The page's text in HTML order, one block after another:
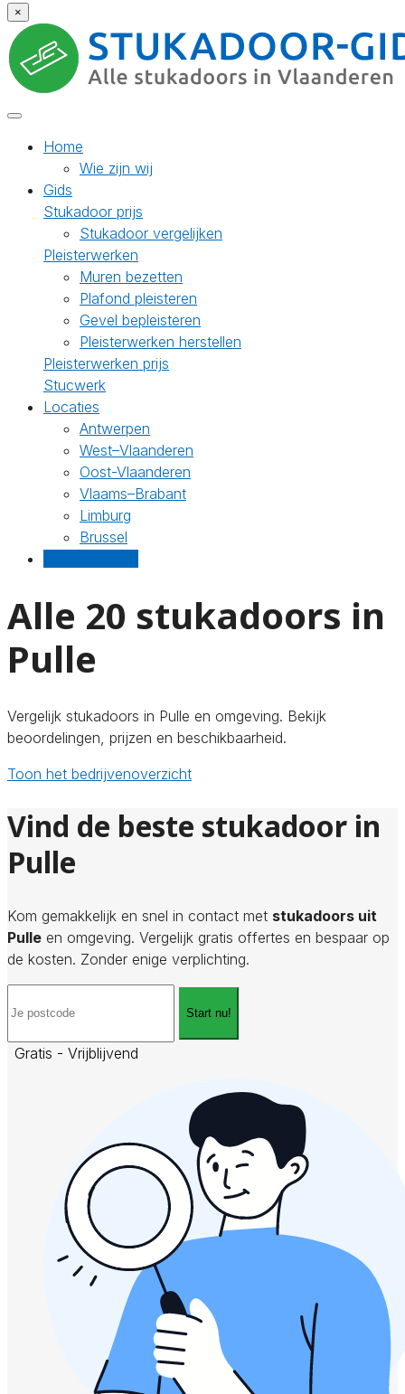
×
Home
Wie zijn wij
Gids
Stukadoor prijs
Stukadoor vergelijken
Pleisterwerken
Muren bezetten
Plafond pleisteren
Gevel bepleisteren
Pleisterwerken herstellen
Pleisterwerken prijs
Stucwerk
Locaties
Antwerpen
West–Vlaanderen
Oost-Vlaanderen
Vlaams–Brabant
Limburg
Brussel
Alle 20 stukadoors in
Pulle
Vergelijk stukadoors in Pulle en omgeving. Bekijk
beoordelingen, prijzen en beschikbaarheid.
Toon het bedrijvenoverzicht
Vind de beste stukadoor in
Pulle
Kom gemakkelijk en snel in contact met stukadoors uit
Pulle en omgeving. Vergelijk gratis offertes en bespaar op
de kosten. Zonder enige verplichting.
Start nu!
Gratis - Vrijblijvend